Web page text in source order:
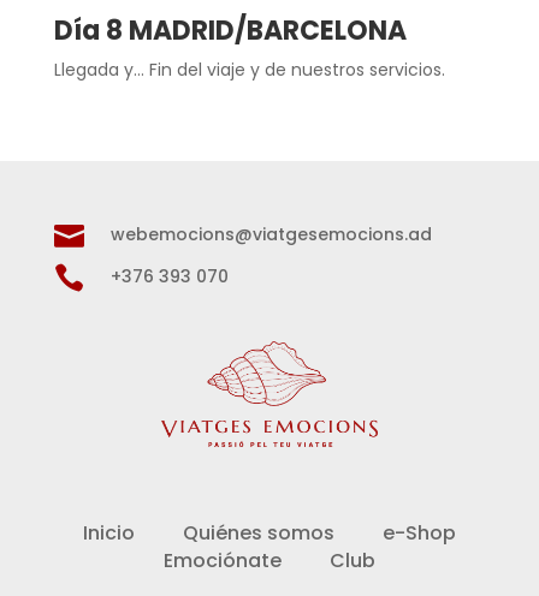
Día 8 MADRID/BARCELONA
Llegada y… Fin del viaje y de nuestros servicios.
 webemocions@viatgesemocions.ad
 +376 393 070
Inicio Quiénes somos
e-Shop
Emociónate
Club